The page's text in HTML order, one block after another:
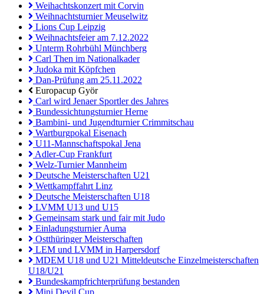
Weihachtskonzert mit Corvin
Weihnachtsturnier Meuselwitz
Lions Cup Leipzig
Weihnachtsfeier am 7.12.2022
Unterm Rohrbühl Münchberg
Carl Then im Nationalkader
Judoka mit Köpfchen
Dan-Prüfung am 25.11.2022
Europacup Györ
Carl wird Jenaer Sportler des Jahres
Bundessichtungsturnier Herne
Bambini- und Jugendturnier Crimmitschau
Wartburgpokal Eisenach
U11-Mannschaftspokal Jena
Adler-Cup Frankfurt
Welz-Turnier Mannheim
Deutsche Meisterschaften U21
Wettkampffahrt Linz
Deutsche Meisterschaften U18
LVMM U13 und U15
Gemeinsam stark und fair mit Judo
Einladungsturnier Auma
Ostthüringer Meisterschaften
LEM und LVMM in Harpersdorf
MDEM U18 und U21 Mitteldeutsche Einzelmeisterschaften
U18/U21
Bundeskampfrichterprüfung bestanden